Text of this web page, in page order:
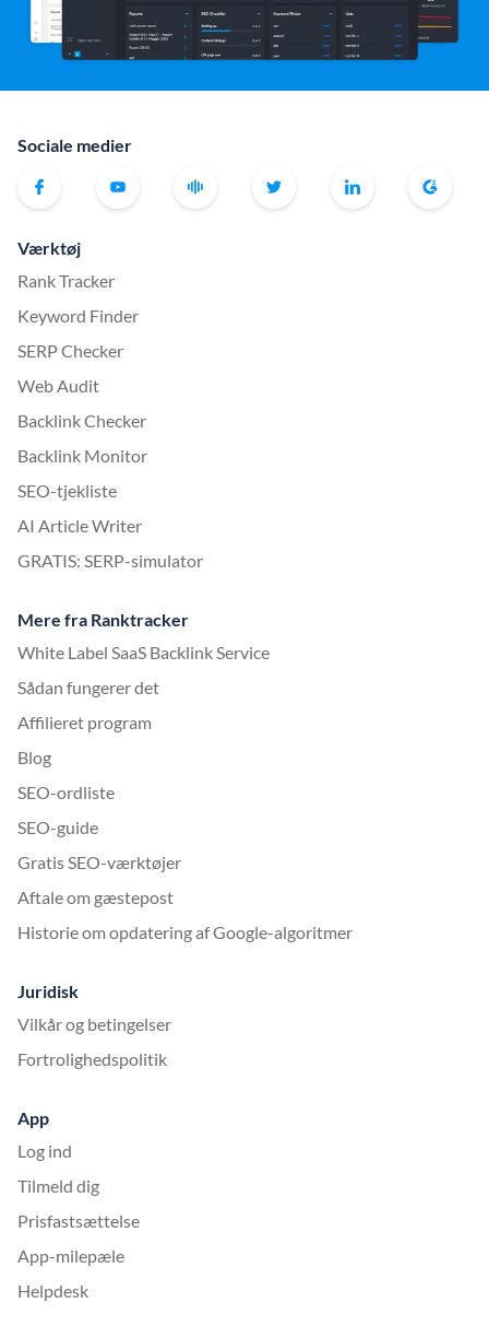
Sociale medier
Værktøj
Rank Tracker
Keyword Finder
SERP Checker
Web Audit
Backlink Checker
Backlink Monitor
SEO-tjekliste
AI Article Writer
GRATIS: SERP-simulator
Mere fra Ranktracker
White Label SaaS Backlink Service
Sådan fungerer det
Affilieret program
Blog
SEO-ordliste
SEO-guide
Gratis SEO-værktøjer
Aftale om gæstepost
Historie om opdatering af Google-algoritmer
Juridisk
Vilkår og betingelser
Fortrolighedspolitik
App
Log ind
Tilmeld dig
Prisfastsættelse
App-milepæle
Helpdesk